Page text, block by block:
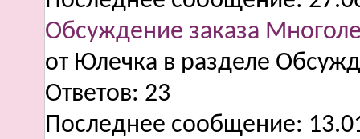
Обсуждение заказа
от Юлечка в разделе
Ответов: 23
Последнее сообщение: